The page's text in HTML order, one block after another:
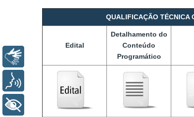
QUALIFICAÇÃO TÉCNICA
Edital
Detalhamento do
Conteúdo
Programático
+ Acessibilidade